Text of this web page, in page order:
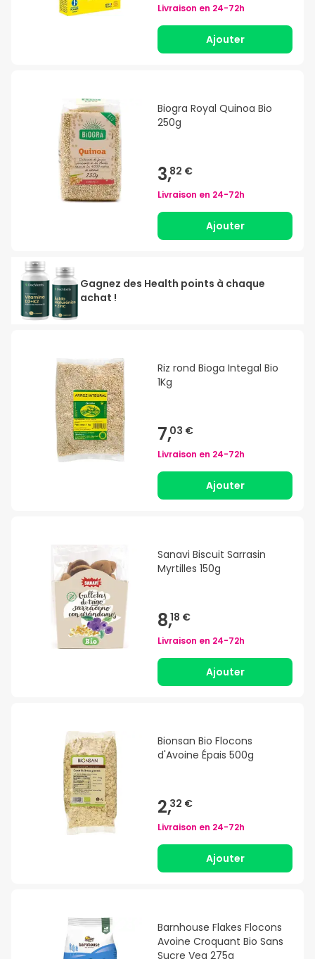
Livraison en 24-72h
Ajouter
Biogra Royal Quinoa Bio
250g
3,82 €
Livraison en 24-72h
Ajouter
Gagnez des Health points à chaque
achat !
Riz rond Bioga Integal Bio
1Kg
7,03 €
Livraison en 24-72h
Ajouter
Sanavi Biscuit Sarrasin
Myrtilles 150g
8,18 €
Livraison en 24-72h
Ajouter
Bionsan Bio Flocons
d'Avoine Épais 500g
2,32 €
Livraison en 24-72h
Ajouter
Barnhouse Flakes Flocons
Avoine Croquant Bio Sans
Sucre Veg 275g